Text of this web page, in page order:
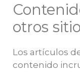
otros
Los artículos
contenido